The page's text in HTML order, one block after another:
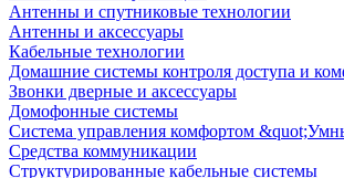
Антенны и спутниковые технологии
Антенны и аксессуары
Кабельные технологии
Домашние системы контроля доступа и
Звонки дверные и аксессуары
Домофонные системы
Система управления комфортом
Средства коммуникации
Структурированные кабельные системы